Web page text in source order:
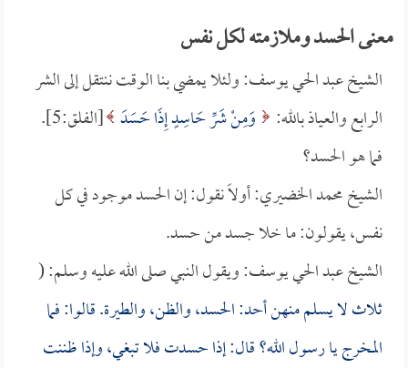
معنى الحسد وملازمته لكل نفس
الشيخ عبد الحي يوسف: ولئلا يمضي بنا الوقت ننتقل إلى الشر
الرابع والعياذ بالله:
وَمِنْ شَرِّ حَاسِدٍ إِذَا حَسَدَ
[الفلق:5].
فما هو الحسد؟
الشيخ محمد الخضيري: أولاً نقول: إن الحسد موجود في كل
نفس، يقولون: ما خلا جسد من حسد.
الشيخ عبد الحي يوسف: ويقول النبي صلى الله عليه وسلم: (
ثلاث لا يسلم منهن أحد: الحسد، والظن، والطيرة. قالوا: فما
المخرج يا رسول الله؟ قال: إذا حسدت فلا تبغي، وإذا ظننت